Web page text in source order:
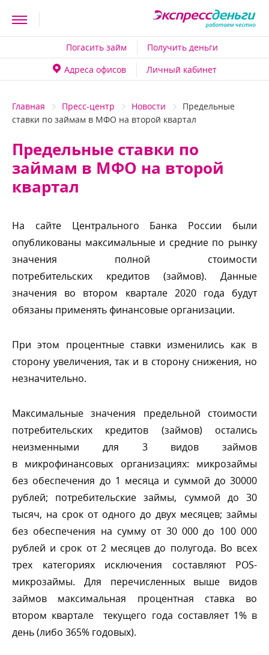
Погасить займ
Получить деньги
Адреса офисо
Личный кабинет
Главная Пресс-центр Новости
Предельные
ставки по займам в МФО на второй квартал
Предельные ставки по
займам в МФО на второй
квартал
На сайте Центрального Банка России были
опубликованы максимальные и средние по рынку
значения полной стоимости
потребительских кредитов (займов). Данные
значения во втором квартале 2020 года будут
обязаны применять финансовые организации.
При этом процентные ставки изменились как
сторону увеличения, так и в сторону снижения, но
незначительно.
Максимальные значения предельной стоимости
потребительских кредитов (займов) остались
неизменными для 3 видов займо
микрофинансовых организациях: микрозаймы
ез обеспечения до 1 месяца и суммой до 30000
рублей; потребительские займы, суммой до 30
тысяч, на срок от одного до двух месяцев; займы
ез обеспечения на сумму от 30 000 до 100 000
рублей и срок от 2 месяцев до полугода. Во всех
трех категориях исключения составляют POS-
микрозаймы. Для перечисленных выше видо
займов максимальная процентная ставка во
тором квартале текущего года составляет 1%
день (либо 365% годовых).